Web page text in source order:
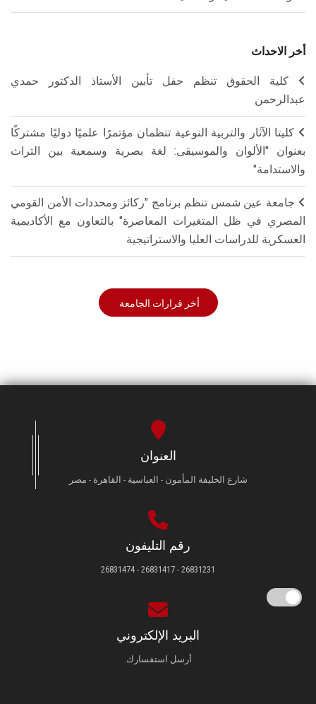
أخر الاحداث
كلية الحقوق تنظم حفل تأبين الأستاذ الدكتور حمدي
عبدالرحمن
كليتا الآثار والتربية النوعية تنظمان مؤتمرًا علميًا دوليًا مشتركًا
بعنوان "الألوان والموسيقى: لغة بصرية وسمعية بين التراث
والاستدامة"
جامعة عين شمس تنظم برنامج "ركائز ومحددات الأمن القومي
المصري في ظل المتغيرات المعاصرة" بالتعاون مع الأكاديمية
العسكرية للدراسات العليا والاستراتيجية
أخر قرارات الجامعة
العنوان
شارع الخليفة المأمون - العباسية - القاهرة - مصر
رقم التليفون
26831231 - 26831417 - 26831474
البريد الإلكتروني
أرسل استفسارك.